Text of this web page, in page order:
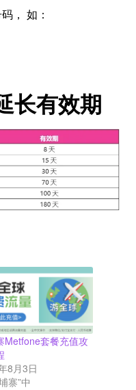
， 如：
长有效期
Metfone套餐充值攻
8月3日
寨”中